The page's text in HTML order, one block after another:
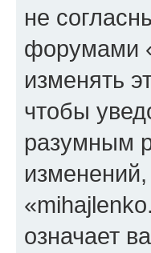
не
форумами
изменять
чтобы
разумным
означает